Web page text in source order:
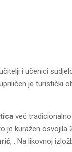
i učenici
je turistički
već
je kuražen osvojila
, . Na likovnoj